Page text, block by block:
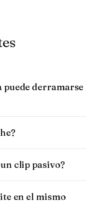
puede derramarse
clip pasivo?
en el mismo